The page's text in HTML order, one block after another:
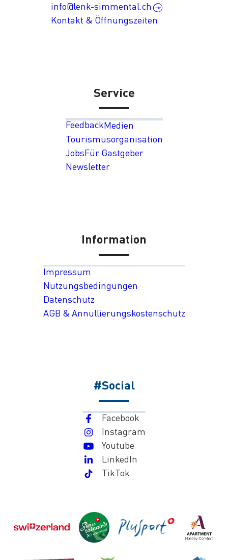
info@lenk-simmental.ch
Kontakt & Öffnungszeiten
Service
FeedbackMedien
Tourismusorganisation
JobsFür Gastgeber
Newsletter
Information
Impressum
Nutzungsbedingungen
Datenschutz
AGB & Annullierungskostenschutz
#Social
Facebook
Instagram
Youtube
LinkedIn
TikTok